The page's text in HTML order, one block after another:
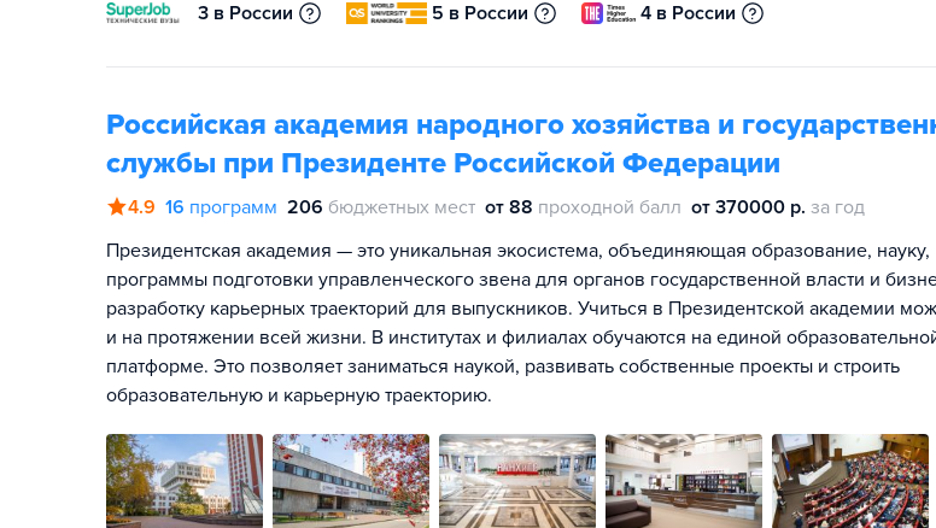
3 в России 5 в России 4 в России
Российская академия народного хозяйства и
службы при Президенте Российской Федерации
4.9 16 программ 206 бюджетных мест от 88 проходной балл от 370000 р. за год
Президентская академия — это уникальная экосистема, объединяющая образование, науку,
программы подготовки управленческого звена для органов государственной власти и
разработку карьерных траекторий для выпускников. Учиться в Президентской академии
и на протяжении всей жизни. В институтах и филиалах обучаются на единой
платформе. Это позволяет заниматься наукой, развивать собственные проекты и строить
образовательную и карьерную траекторию.